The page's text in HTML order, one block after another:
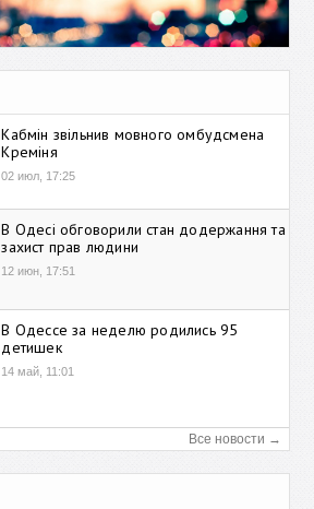
Кабмін звільнив мовного омбудсмена
Креміня
02 июл, 17:25
В Одесі обговорили стан додержання та
захист прав людини
12 июн, 17:51
В Одессе за неделю родились 95
детишек
14 май, 11:01
Все новости →